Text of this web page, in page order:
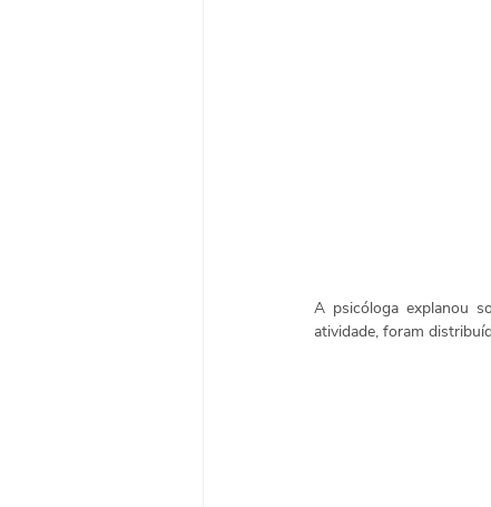
A psicóloga explanou
atividade, foram